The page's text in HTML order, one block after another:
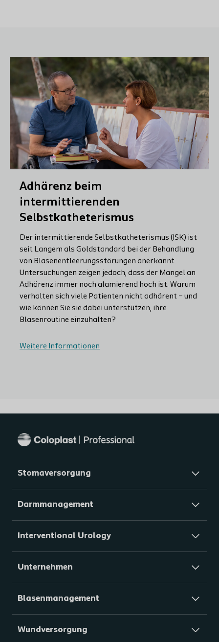
Adhärenz beim
intermittierenden
Selbstkatheterismus
Der intermittierende Selbstkatheterismus (ISK) ist
seit Langem als Goldstandard bei der Behandlung
von Blasenentleerungsstörungen anerkannt.
Untersuchungen zeigen jedoch, dass der Mangel an
Adhärenz immer noch alamierend hoch ist. Warum
verhalten sich viele Patienten nicht adhärent – und
wie können Sie sie dabei unterstützen, ihre
Blasenroutine einzuhalten?
Weitere Informationen
Stomaversorgung
Darmmanagement
Interventional Urology
Unternehmen
Blasenmanagement
Wundversorgung